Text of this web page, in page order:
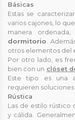
Básicas
Estas se
varios cajones, lo
manera
dormitorio.
otros elementos del
Por otro lado, es
bien con un clóset
Este tipo es una
requieren
Rústica
Las de estilo rústico
y cálida.